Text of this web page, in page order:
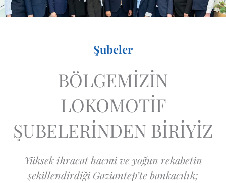
Şubeler
BÖLGEMİZİN
LOKOMOTİF
ŞUBELERİNDEN BİRİYİZ
Yüksek ihracat hacmi ve yoğun rekabetin
şekillendirdiği Gaziantep’te bankacılık;